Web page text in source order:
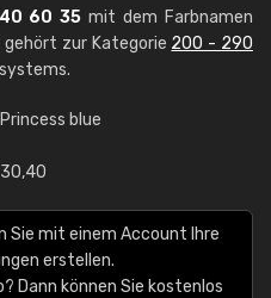
60 35 mit dem Farbnamen
gehört zur Kategorie 200 - 290
Princess blue
30,40
Sie mit einem Account Ihre
erstellen.
Dann können Sie kostenlos